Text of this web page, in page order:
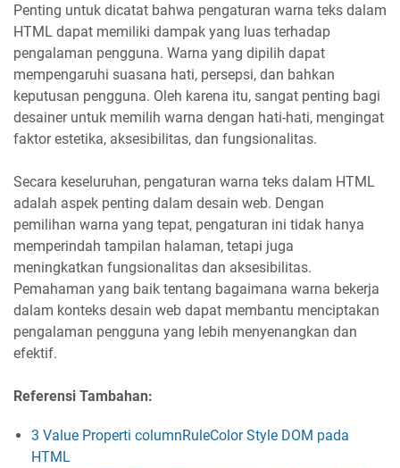
Penting untuk dicatat bahwa pengaturan warna teks dalam
HTML dapat memiliki dampak yang luas terhadap
pengalaman pengguna. Warna yang dipilih dapat
mempengaruhi suasana hati, persepsi, dan bahkan
keputusan pengguna. Oleh karena itu, sangat penting bagi
desainer untuk memilih warna dengan hati-hati, mengingat
faktor estetika, aksesibilitas, dan fungsionalitas.
Secara keseluruhan, pengaturan warna teks dalam HTML
adalah aspek penting dalam desain web. Dengan
pemilihan warna yang tepat, pengaturan ini tidak hanya
memperindah tampilan halaman, tetapi juga
meningkatkan fungsionalitas dan aksesibilitas.
Pemahaman yang baik tentang bagaimana warna bekerja
dalam konteks desain web dapat membantu menciptakan
pengalaman pengguna yang lebih menyenangkan dan
efektif.
Referensi Tambahan:
3 Value Properti columnRuleColor Style DOM pada
HTML